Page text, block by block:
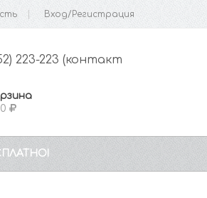
Вход/Регистрация
223-223 (контакт